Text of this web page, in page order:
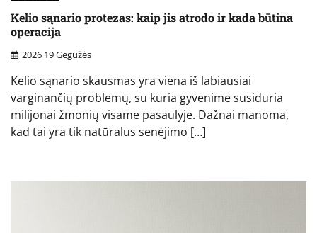
Kelio sąnario protezas: kaip jis atrodo ir kada būtina
operacija
2026 19 Gegužės
Kelio sąnario skausmas yra viena iš labiausiai
varginančių problemų, su kuria gyvenime susiduria
milijonai žmonių visame pasaulyje. Dažnai manoma,
kad tai yra tik natūralus senėjimo […]